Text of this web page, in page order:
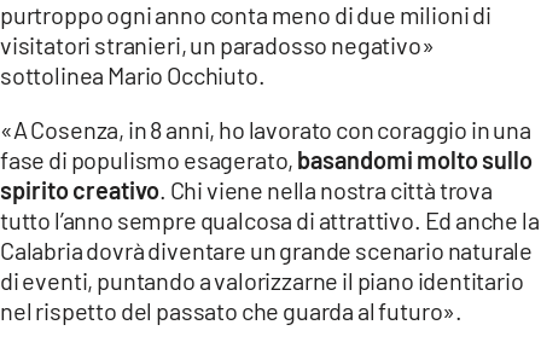
purtroppo ogni anno conta meno di due milioni di
visitatori stranieri, un paradosso negativo»
sottolinea Mario Occhiuto.
«A Cosenza, in 8 anni, ho lavorato con coraggio in una
fase di populismo esagerato, basandomi molto sullo
spirito creativo . Chi viene nella nostra città trova
tutto l’anno sempre qualcosa di attrattivo. Ed anche la
Calabria dovrà diventare un grande scenario naturale
di eventi, puntando a valorizzarne il piano identitario
nel rispetto del passato che guarda al futuro».